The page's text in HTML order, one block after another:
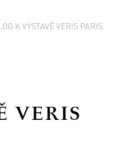
K VÝSTAVĚ VERIS PARIS
VERIS